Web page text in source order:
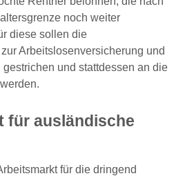
noch weiter
diese sollen die
Arbeitslosenversicherung und
und stattdessen an die
für ausländische
für die dringend